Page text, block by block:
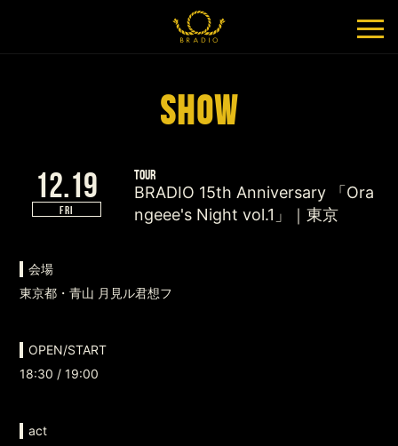
SHOW
12.19
FRI
TOUR
BRADIO 15th Anniversary 「Ora
ngeee's Night vol.1」｜東京
会場
東京都・青山 月見ル君想フ
OPEN/START
18:30 / 19:00
act